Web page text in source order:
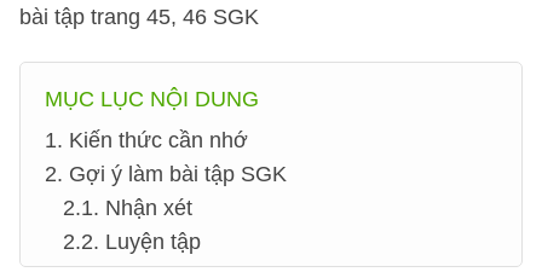
bài tập trang 45, 46 SGK
MỤC LỤC NỘI DUNG
1. Kiến thức cần nhớ
2. Gợi ý làm bài tập SGK
2.1. Nhận xét
2.2. Luyện tập